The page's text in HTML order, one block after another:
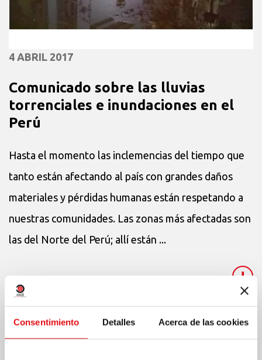
Consentimiento Detalles Acerca de las cookies
4 ABRIL 2017
Comunicado sobre las lluvias
torrenciales e inundaciones en el
Perú
Hasta el momento las inclemencias del tiempo que
tanto están afectando al país con grandes daños
materiales y pérdidas humanas están respetando a
nuestras comunidades. Las zonas más afectadas son
las del Norte del Perú; allí están ...
+